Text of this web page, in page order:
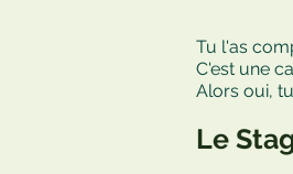
Tu l'as
C'est une
Alors oui,
Le